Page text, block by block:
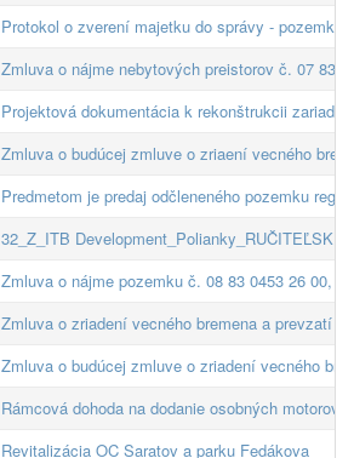
Protokol o zverení majetku do správy -
Zmluva o nájme nebytových preistorov č. 07 83
Projektová dokumentácia k rekonštrukcii
Zmluva o budúcej zmluve o zriaení vecného
Predmetom je predaj odčleneného pozemku
32_Z_ITB Development_Polianky_RUČITEĽSKÉ
Zmluva o nájme pozemku č. 08 83 0453 26 00,
Zmluva o zriadení vecného bremena a prevzatí
Zmluva o budúcej zmluve o zriadení vecného
Rámcová dohoda na dodanie osobných
Revitalizácia OC Saratov a parku Fedákova